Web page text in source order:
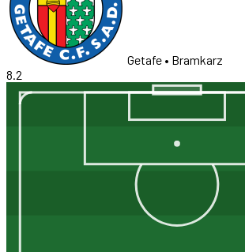
Getafe • Bramkarz
8.2